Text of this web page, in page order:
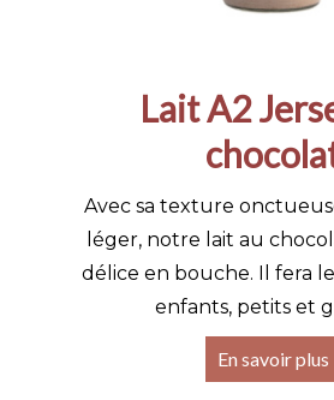
Lait A2
Avec sa texture
léger, notre lait au
délice en bouche. Il fera
enfants, petits et
En savoir plus